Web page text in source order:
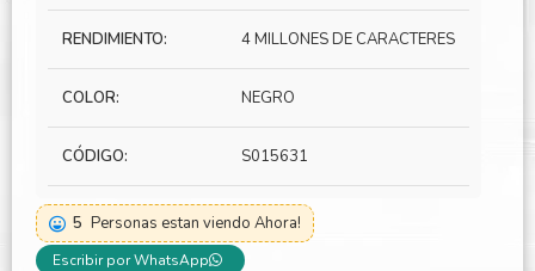
RENDIMIENTO: 4 MILLONES DE CARACTERES
COLOR: NEGRO
CÓDIGO: S015631
5 Personas estan viendo Ahora!
Escribir por WhatsApp